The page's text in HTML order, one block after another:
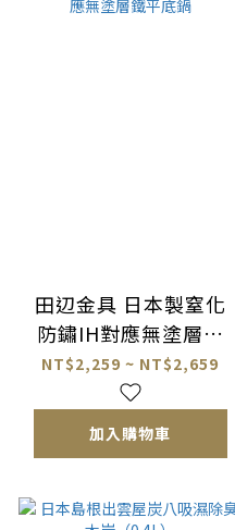
田辺金具 日本製窒化
防鏽IH對應無塗層鐵
平底鍋
NT$2,259 ~ NT$2,659
加入購物車